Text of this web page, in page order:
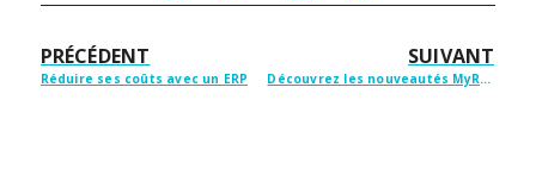
PRÉCÉDENT
Réduire ses coûts avec un ERP
SUIVANT
Découvrez les nouveautés MyReport